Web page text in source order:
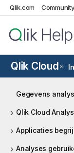
Qlik.com Community
Qlik Cloud ®
Gegevens
Qlik Cloud
Applicaties
Analyses